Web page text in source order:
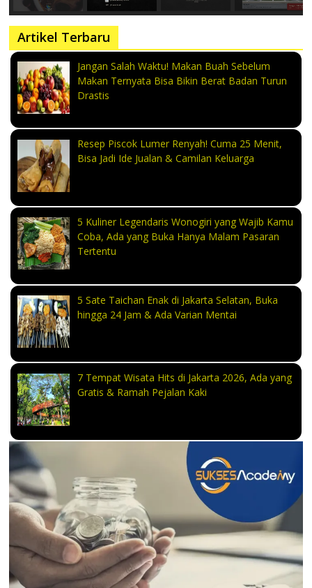
Artikel Terbaru
Jangan Salah Waktu! Makan Buah Sebelum
Makan Ternyata Bisa Bikin Berat Badan Turun
Drastis
Resep Piscok Lumer Renyah! Cuma 25 Menit,
Bisa Jadi Ide Jualan & Camilan Keluarga
5 Kuliner Legendaris Wonogiri yang Wajib Kamu
Coba, Ada yang Buka Hanya Malam Pasaran
Tertentu
5 Sate Taichan Enak di Jakarta Selatan, Buka
hingga 24 Jam & Ada Varian Mentai
7 Tempat Wisata Hits di Jakarta 2026, Ada yang
Gratis & Ramah Pejalan Kaki